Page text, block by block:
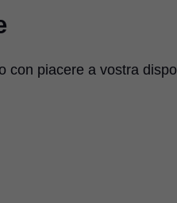
con piacere a vostra